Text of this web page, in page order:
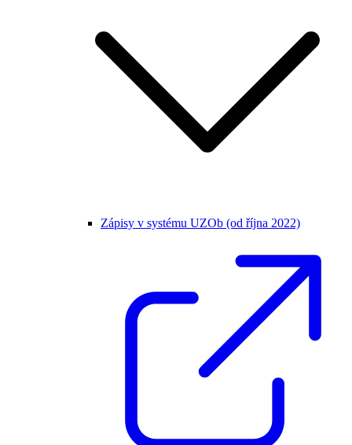
Zápisy v systému UZOb (od října 2022)